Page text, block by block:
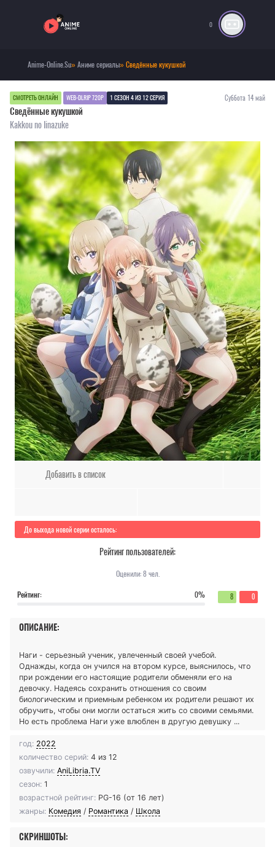
0
Anime-Online.Su»Аниме сериалы» Сведённые кукушкой
СМОТРЕТЬ ОНЛАЙН WEB-DLRIP 720P 1 СЕЗОН 4 ИЗ 12 СЕРИЯ Суббота 14 май
Сведённые кукушкой
Kakkou no Iinazuke
Добавить в список
До выхода новой серии осталось:
Рейтинг пользователей:
Оценили:8чел.
Рейтинг:
0% 8 0
ОПИСАНИЕ:
Наги - серьезный ученик, увлеченный своей учебой.
Однажды, когда он учился на втором курсе, выяснилось, что
при рождении его настоящие родители обменяли его на
девочку. Надеясь сохранить отношения со своим
биологическим и приемным ребенком их родители решают их
обручить, чтобы они могли остаться жить со своими семьями.
Но есть проблема Наги уже влюблен в другую девушку ...
год: 2022
количество серий: 4 из 12
озвучили: AniLibria.TV
сезон: 1
возрастной рейтинг: PG-16 (от 16 лет)
жанры: Комедия / Романтика / Школа
СКРИНШОТЫ: